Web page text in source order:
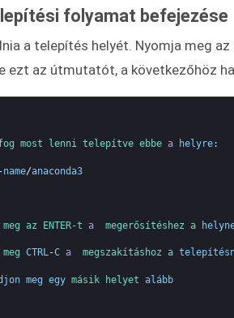
folyamat befejezése
a telepítés helyét. Nyomja meg
ezt az útmutatót, a következőhöz
most lenni telepítve ebbe a helyre:
name/anaconda3
az ENTER-t a megerősítéshez a
CTRL-C a megszakításhoz a
meg egy másik helyet alább